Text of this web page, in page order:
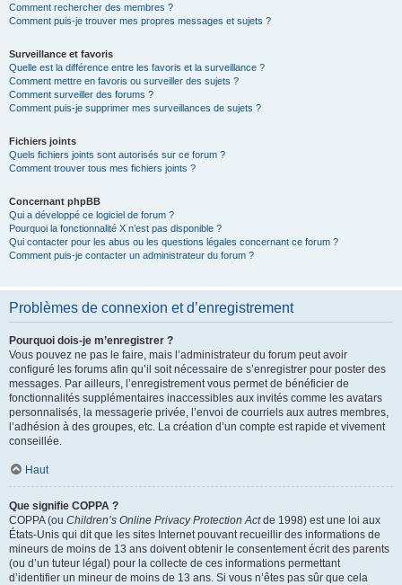
Comment rechercher des membres ?
Comment puis-je trouver mes propres messages et sujets ?
Surveillance et favoris
Quelle est la différence entre les favoris et la surveillance ?
Comment mettre en favoris ou surveiller des sujets ?
Comment surveiller des forums ?
Comment puis-je supprimer mes surveillances de sujets ?
Fichiers joints
Quels fichiers joints sont autorisés sur ce forum ?
Comment trouver tous mes fichiers joints ?
Concernant phpBB
Qui a développé ce logiciel de forum ?
Pourquoi la fonctionnalité X n’est pas disponible ?
Qui contacter pour les abus ou les questions légales concernant ce forum ?
Comment puis-je contacter un administrateur du forum ?
Problèmes de connexion et d’enregistrement
Pourquoi dois-je m’enregistrer ?
Vous pouvez ne pas le faire, mais l’administrateur du forum peut avoir
configuré les forums afin qu’il soit nécessaire de s’enregistrer pour poster des
messages. Par ailleurs, l’enregistrement vous permet de bénéficier de
fonctionnalités supplémentaires inaccessibles aux invités comme les avatars
personnalisés, la messagerie privée, l’envoi de courriels aux autres membres,
l’adhésion à des groupes, etc. La création d’un compte est rapide et vivement
conseillée.
Haut
Que signifie COPPA ?
COPPA (ou Children’s Online Privacy Protection Actde 1998) est une loi aux
États-Unis qui dit que les sites Internet pouvant recueillir des informations de
mineurs de moins de 13 ans doivent obtenir le consentement écrit des parents
(ou d’un tuteur légal) pour la collecte de ces informations permettant
d’identifier un mineur de moins de 13 ans. Si vous n’êtes pas sûr que cela